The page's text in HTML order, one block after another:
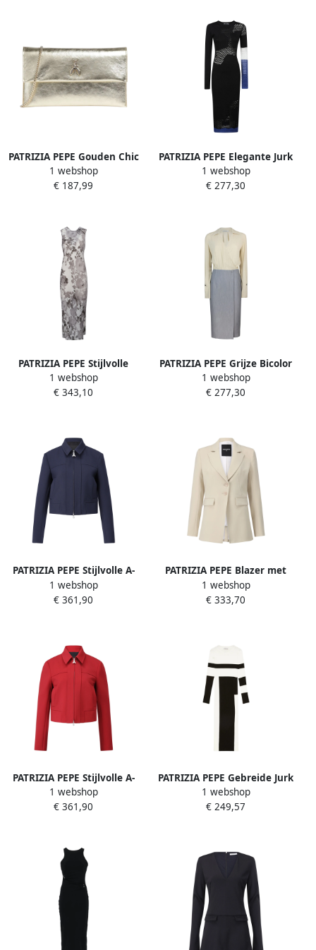
PATRIZIA PEPE Gouden Chic
Jurk Yellow Dames
1 webshop
€ 187,99
PATRIZIA PEPE Elegante Jurk
Met Lange Mouwen Black
Dames
1 webshop
€ 277,30
PATRIZIA PEPE Stijlvolle
Mouwloze Jurk Gray Dames
1 webshop
€ 343,10
PATRIZIA PEPE Grijze Bicolor
Omslagjurk Gray Dames
1 webshop
€ 277,30
PATRIZIA PEPE Stijlvolle A-
Lijn Jurk Blue Dames
1 webshop
€ 361,90
PATRIZIA PEPE Blazer met
logo-manchetten Beige
Dames
1 webshop
€ 333,70
PATRIZIA PEPE Stijlvolle A-
Lijn Jurk Red Dames
1 webshop
€ 361,90
PATRIZIA PEPE Gebreide Jurk
met Split White Dames
1 webshop
€ 249,57